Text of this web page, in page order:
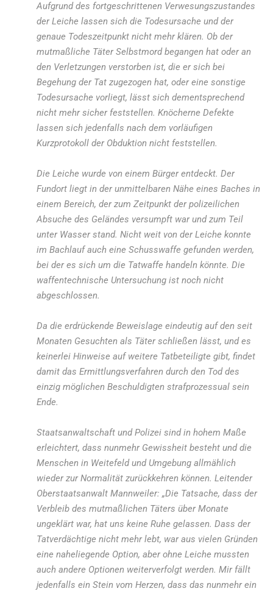
Aufgrund des fortgeschrittenen Verwesungszustandes
der Leiche lassen sich die Todesursache und der
genaue Todeszeitpunkt nicht mehr klären. Ob der
mutmaßliche Täter Selbstmord begangen hat oder an
den Verletzungen verstorben ist, die er sich bei
Begehung der Tat zugezogen hat, oder eine sonstige
Todesursache vorliegt, lässt sich dementsprechend
nicht mehr sicher feststellen. Knöcherne Defekte
lassen sich jedenfalls nach dem vorläufigen
Kurzprotokoll der Obduktion nicht feststellen.
Die Leiche wurde von einem Bürger entdeckt. Der
Fundort liegt in der unmittelbaren Nähe eines Baches in
einem Bereich, der zum Zeitpunkt der polizeilichen
Absuche des Geländes versumpft war und zum Teil
unter Wasser stand. Nicht weit von der Leiche konnte
im Bachlauf auch eine Schusswaffe gefunden werden,
bei der es sich um die Tatwaffe handeln könnte. Die
waffentechnische Untersuchung ist noch nicht
abgeschlossen.
Da die erdrückende Beweislage eindeutig auf den seit
Monaten Gesuchten als Täter schließen lässt, und es
keinerlei Hinweise auf weitere Tatbeteiligte gibt, findet
damit das Ermittlungsverfahren durch den Tod des
einzig möglichen Beschuldigten strafprozessual sein
Ende.
Staatsanwaltschaft und Polizei sind in hohem Maße
erleichtert, dass nunmehr Gewissheit besteht und die
Menschen in Weitefeld und Umgebung allmählich
wieder zur Normalität zurückkehren können. Leitender
Oberstaatsanwalt Mannweiler: „Die Tatsache, dass der
Verbleib des mutmaßlichen Täters über Monate
ungeklärt war, hat uns keine Ruhe gelassen. Dass der
Tatverdächtige nicht mehr lebt, war aus vielen Gründen
eine naheliegende Option, aber ohne Leiche mussten
auch andere Optionen weiterverfolgt werden. Mir fällt
jedenfalls ein Stein vom Herzen, dass das nunmehr ein